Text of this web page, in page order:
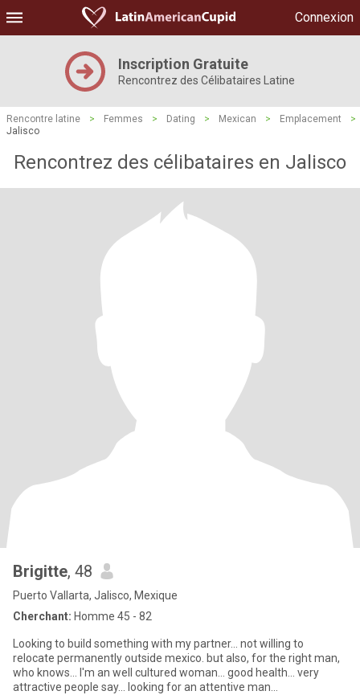
Connexion
Inscription Gratuite
Rencontrez des Célibataires Latine
Rencontre latine > Femmes > Dating > Mexican > Emplacement
>
Jalisco
Rencontrez des célibataires en Jalisco
Brigitte, 48
Puerto Vallarta, Jalisco, Mexique
Cherchant: Homme 45 - 82
Looking to build something with my partner... not willing to
relocate permanently outside mexico. but also, for the right man,
who knows... I'm an well cultured woman... good health... very
attractive people say... looking for an attentive man...